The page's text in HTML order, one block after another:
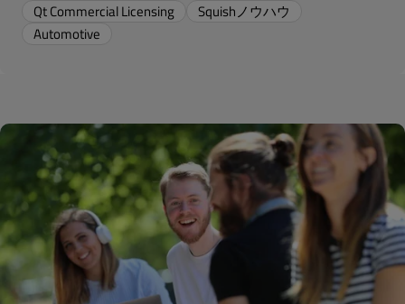
Qt Commercial Licensing
Squishノウハウ
Automotive